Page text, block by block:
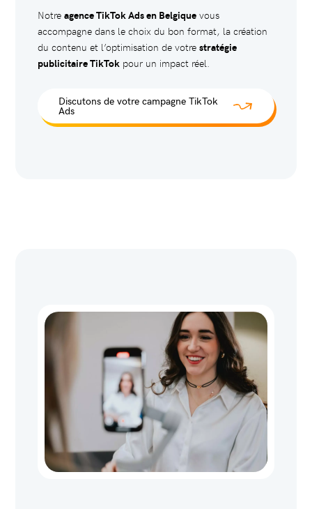
Notre agence TikTok Ads en Belgiquevous
accompagne dans le choix du bon format, la création
du contenu et l’optimisation de votre stratégie
publicitaire TikTokpour un impact réel.
Discutons de votre campagne TikTok
Ads